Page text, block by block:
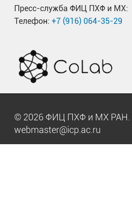
Пресс-служба ФИЦ ПХФ и МХ:
Телефон: +7 (916) 064-35-29
© 2026 ФИЦ ПХФ и МХ
webmaster@icp.ac.ru